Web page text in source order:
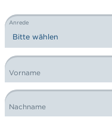
Anrede
Vorname
Nachname